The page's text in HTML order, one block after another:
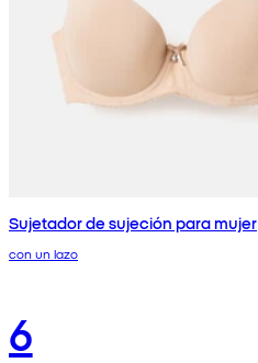
Sujetador de sujeción para mujer
con un lazo
6